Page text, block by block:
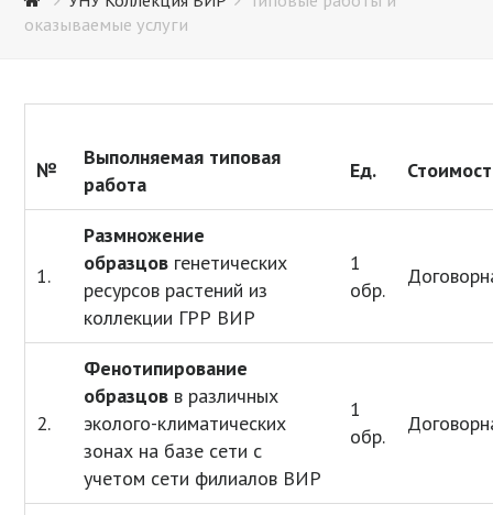
оказываемые услуги
№
Выполняемая типовая
работа
Ед.
1.
Размножение
образцов генетических
ресурсов растений из
коллекции ГРР ВИР
1
обр.
2.
Фенотипирование
образцов в различных
эколого-климатических
зонах на базе сети с
учетом сети филиалов ВИР
1
обр.